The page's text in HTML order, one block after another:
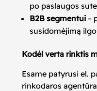
po paslaugos
B2B segmentui–
susidomėjimą
Kodėl verta rinktis
Esame patyrusi el.
rinkodaros